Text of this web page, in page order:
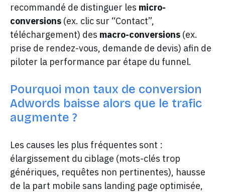
recommandé de distinguer les micro-
conversions(ex. clic sur “Contact”,
téléchargement) des macro-conversions(ex.
prise de rendez-vous, demande de devis) afin de
piloter la performance par étape du funnel.
Pourquoi mon taux de conversion
Adwords baisse alors que le trafic
augmente ?
Les causes les plus fréquentes sont :
élargissement du ciblage (mots-clés trop
génériques, requêtes non pertinentes), hausse
de la part mobile sans landing page optimisée,